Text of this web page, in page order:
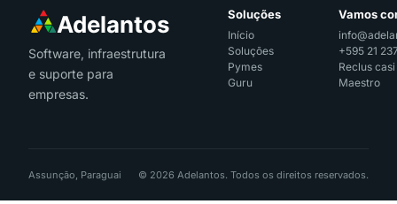
Software, infraestrutura
e suporte para
empresas.
Soluções
Início
Soluções
Pymes
Guru
Vamos
+595 21
Reclus
Maestro
Assunção, Paraguai © 2026 Adelantos. Todos os direitos reservados.